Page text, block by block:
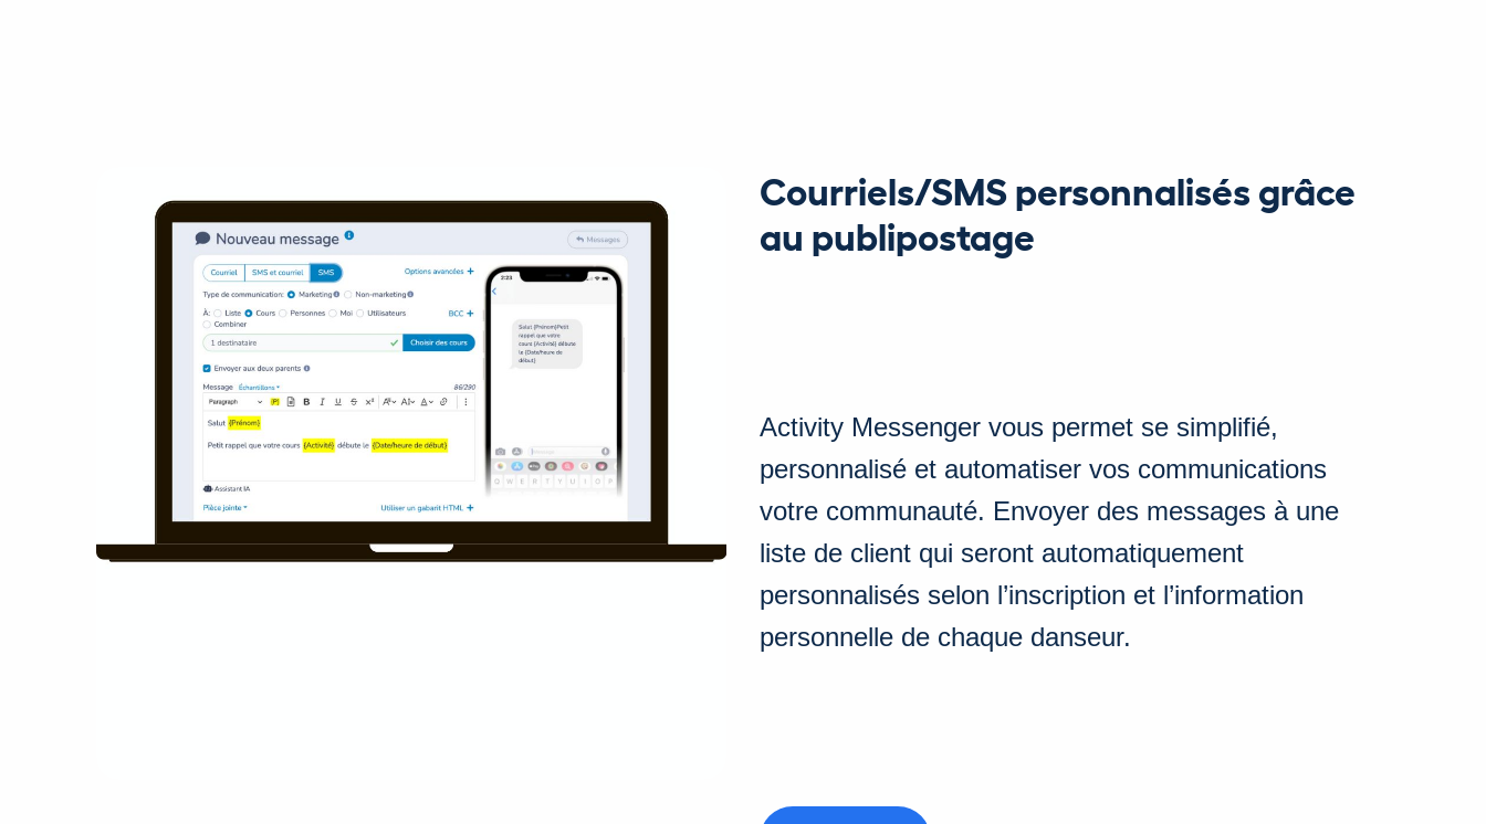
Courriels/SMS personnalisés grâce
au publipostage
Activity Messenger vous permet se simplifié,
personnalisé et automatiser vos communications
votre communauté. Envoyer des messages à une
liste de client qui seront automatiquement
personnalisés selon l’inscription et l’information
personnelle de chaque danseur.